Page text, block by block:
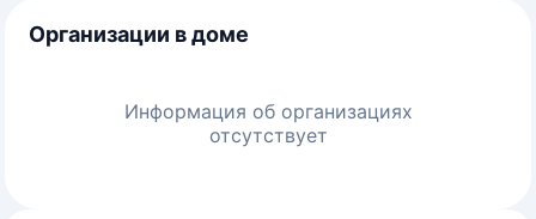
Организации в доме
Информация об организациях
отсутствует